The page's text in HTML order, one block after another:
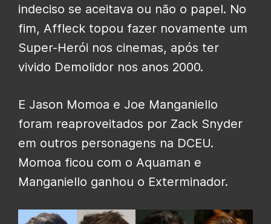
indeciso se aceitava ou não o papel. No
fim, Affleck topou fazer novamente um
Super-Herói nos cinemas, após ter
vivido Demolidor nos anos 2000.
E Jason Momoa e Joe Manganiello
foram reaproveitados por Zack Snyder
em outros personagens na DCEU.
Momoa ficou com o Aquaman e
Manganiello ganhou o Exterminador.